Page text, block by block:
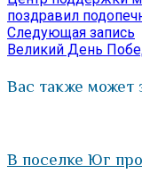
по
записям
поздравил
Следующая запись
Великий День
Вас также может
В поселке Юг